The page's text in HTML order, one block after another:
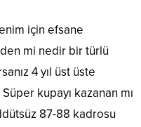
için efsane
mi nedir bir türlü
4 yıl üst üste
kupayı kazanan mı
87-88 kadrosu